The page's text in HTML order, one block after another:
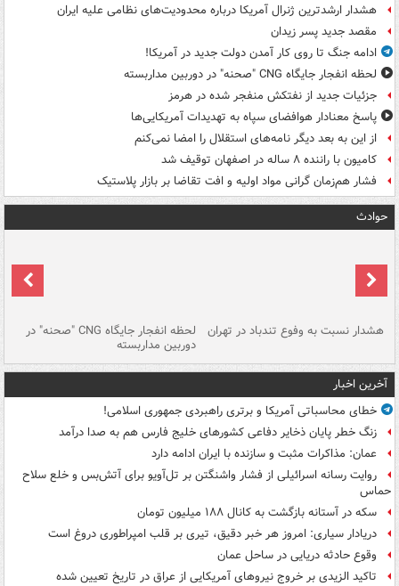
هشدار ارشدترین ژنرال آمریکا درباره محدودیت‌های نظامی علیه ایران
مقصد جدید پسر زیدان
ادامه جنگ تا روی کار آمدن دولت جدید در آمریکا!
لحظه انفجار جایگاه CNG "صحنه" در دوربین مداربسته
جزئیات جدید از نفتکش منفجر شده در هرمز
پاسخ معنادار هوافضای سپاه به تهدیدات آمریکایی‌ها
از این به بعد دیگر نامه‌های استقلال را امضا نمی‌کنم
کامیون با راننده ۸ ساله در اصفهان توقیف شد
فشار هم‌زمان گرانی مواد اولیه و افت تقاضا بر بازار پلاستیک
حوادث
هشدار نسبت به وفوع تندباد در تهران لحظه انفجار جایگاه CNG "صحنه" در
دوربین مداربسته
آخرین اخبار
خطای محاسباتی آمریکا و برتری راهبردی جمهوری اسلامی!
زنگ خطر پایان ذخایر دفاعی کشورهای خلیج فارس هم به صدا درآمد
عمان: مذاکرات مثبت و سازنده با ایران ادامه دارد
روایت رسانه اسرائیلی از فشار واشنگتن بر تل‌آویو برای آتش‌بس و خلع سلاح
حماس
سکه در آستانه بازگشت به کانال ۱۸۸ میلیون تومان
دریادار سیاری: امروز هر خبر دقیق، تیری بر قلب امپراطوری دروغ است
وقوع حادثه دریایی در ساحل عمان
تاکید الزیدی بر خروج نیروهای آمریکایی از عراق در تاریخ تعیین شده